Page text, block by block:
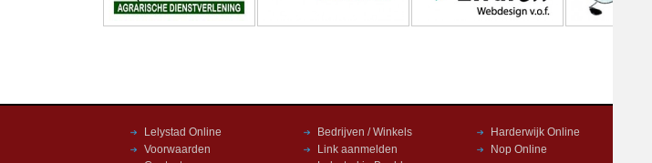
Lelystad Online
Voorwaarden
Bedrijven / Winkels
Link aanmelden
Harderwijk Online
Nop Online